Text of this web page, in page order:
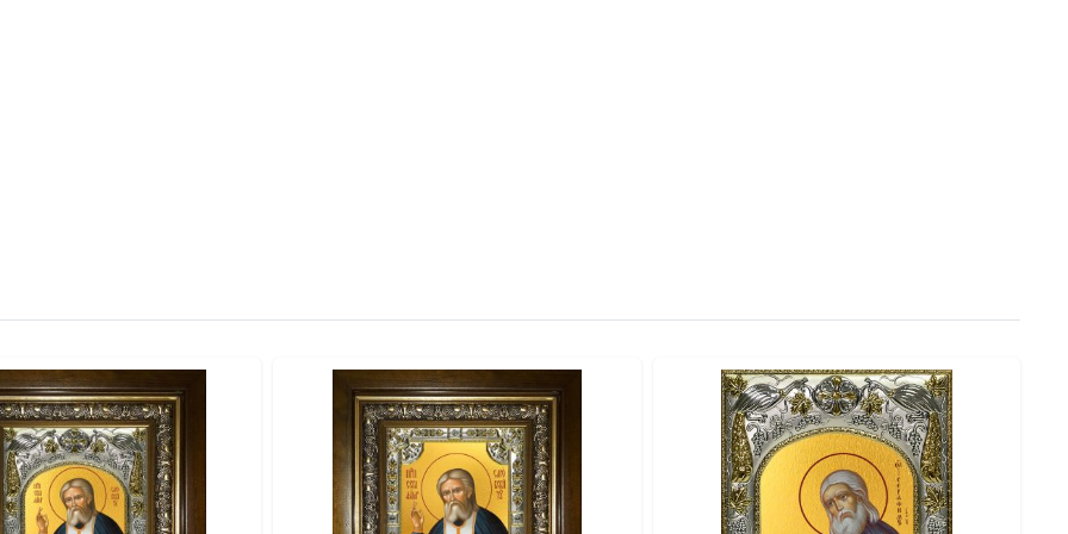
и добавить тиснение.
– обретите уникальную святыню для вашего домашнего молитвенного угла или в качестве особого духовного
продолжающие великие традиции русской иконописи. Мы предлагаем как каноничные образы в строгой
в знаменитом ростово-ярославском стиле. Каждая работа — это авторское прочтение священных образов,